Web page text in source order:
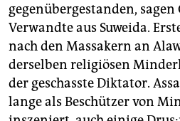
gegenübergestanden, sagen
Verwandte aus Suweida.
nach den Massakern an
derselben religiösen
der geschasste Diktator.
lange als Beschützer von